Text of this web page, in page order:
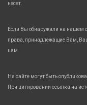
несет.
Если Вы обнаружили на нашем
права, принадлежащие Вам,
нам.
На сайте могут быть
При цитировании ссылка на